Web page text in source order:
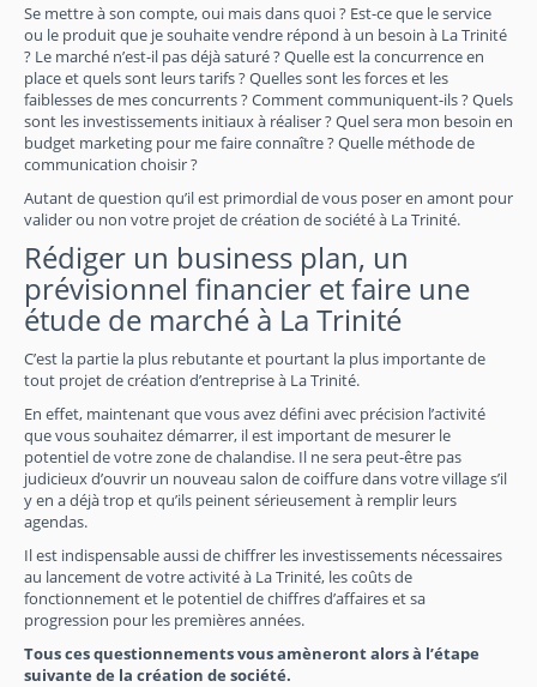
Se mettre à son compte, oui mais dans quoi ? Est-ce que le service
ou le produit que je souhaite vendre répond à un besoin à La Trinité
? Le marché n’est-il pas déjà saturé ? Quelle est la concurrence en
place et quels sont leurs tarifs ? Quelles sont les forces et les
faiblesses de mes concurrents ? Comment communiquent-ils ? Quels
sont les investissements initiaux à réaliser ? Quel sera mon besoin en
budget marketing pour me faire connaître ? Quelle méthode de
communication choisir ?
Autant de question qu’il est primordial de vous poser en amont pour
valider ou non votre projet de création de société à La Trinité.
Rédiger un business plan, un
prévisionnel financier et faire une
étude de marché à La Trinité
C’est la partie la plus rebutante et pourtant la plus importante de
tout projet de création d’entreprise à La Trinité.
En effet, maintenant que vous avez défini avec précision l’activité
que vous souhaitez démarrer, il est important de mesurer le
potentiel de votre zone de chalandise. Il ne sera peut-être pas
judicieux d’ouvrir un nouveau salon de coiffure dans votre village s’il
y en a déjà trop et qu’ils peinent sérieusement à remplir leurs
agendas.
Il est indispensable aussi de chiffrer les investissements nécessaires
au lancement de votre activité à La Trinité, les coûts de
fonctionnement et le potentiel de chiffres d’affaires et sa
progression pour les premières années.
Tous ces questionnements vous amèneront alors à l’étape
suivante de la création de société.